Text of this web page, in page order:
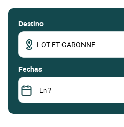
Destino
fechas